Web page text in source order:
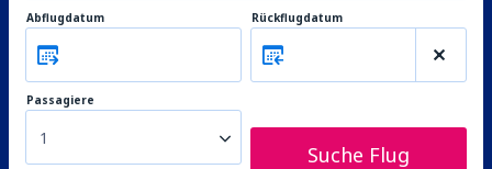
Abflugdatum Rückflugdatum
Passagiere
1
Suche Flug